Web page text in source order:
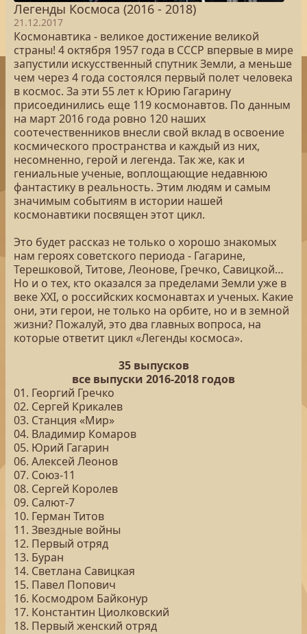
Легенды Космоса (2016 - 2018)
21.12.2017
Космонавтика - великое достижение великой
страны! 4 октября 1957 года в СССР впервые в мире
запустили искусственный спутник Земли, а меньше
чем через 4 года состоялся первый полет человека
в космос. За эти 55 лет к Юрию Гагарину
присоединились еще 119 космонавтов. По данным
на март 2016 года ровно 120 наших
соотечественников внесли свой вклад в освоение
космического пространства и каждый из них,
несомненно, герой и легенда. Так же, как и
гениальные ученые, воплощающие недавнюю
фантастику в реальность. Этим людям и самым
значимым событиям в истории нашей
космонавтики посвящен этот цикл.
Это будет рассказ не только о хорошо знакомых
нам героях советского периода - Гагарине,
Терешковой, Титове, Леонове, Гречко, Савицкой…
Но и о тех, кто оказался за пределами Земли уже в
веке XXI, о российских космонавтах и ученых. Какие
они, эти герои, не только на орбите, но и в земной
жизни? Пожалуй, это два главных вопроса, на
которые ответит цикл «Легенды космоса».
35 выпусков
все выпуски 2016-2018 годов
01. Георгий Гречко
02. Сергей Крикалев
03. Станция «Мир»
04. Владимир Комаров
05. Юрий Гагарин
06. Алексей Леонов
07. Союз-11
08. Сергей Королев
09. Салют-7
10. Герман Титов
11. Звездные войны
12. Первый отряд
13. Буран
14. Светлана Савицкая
15. Павел Попович
16. Космодром Байконур
17. Константин Циолковский
18. Первый женский отряд